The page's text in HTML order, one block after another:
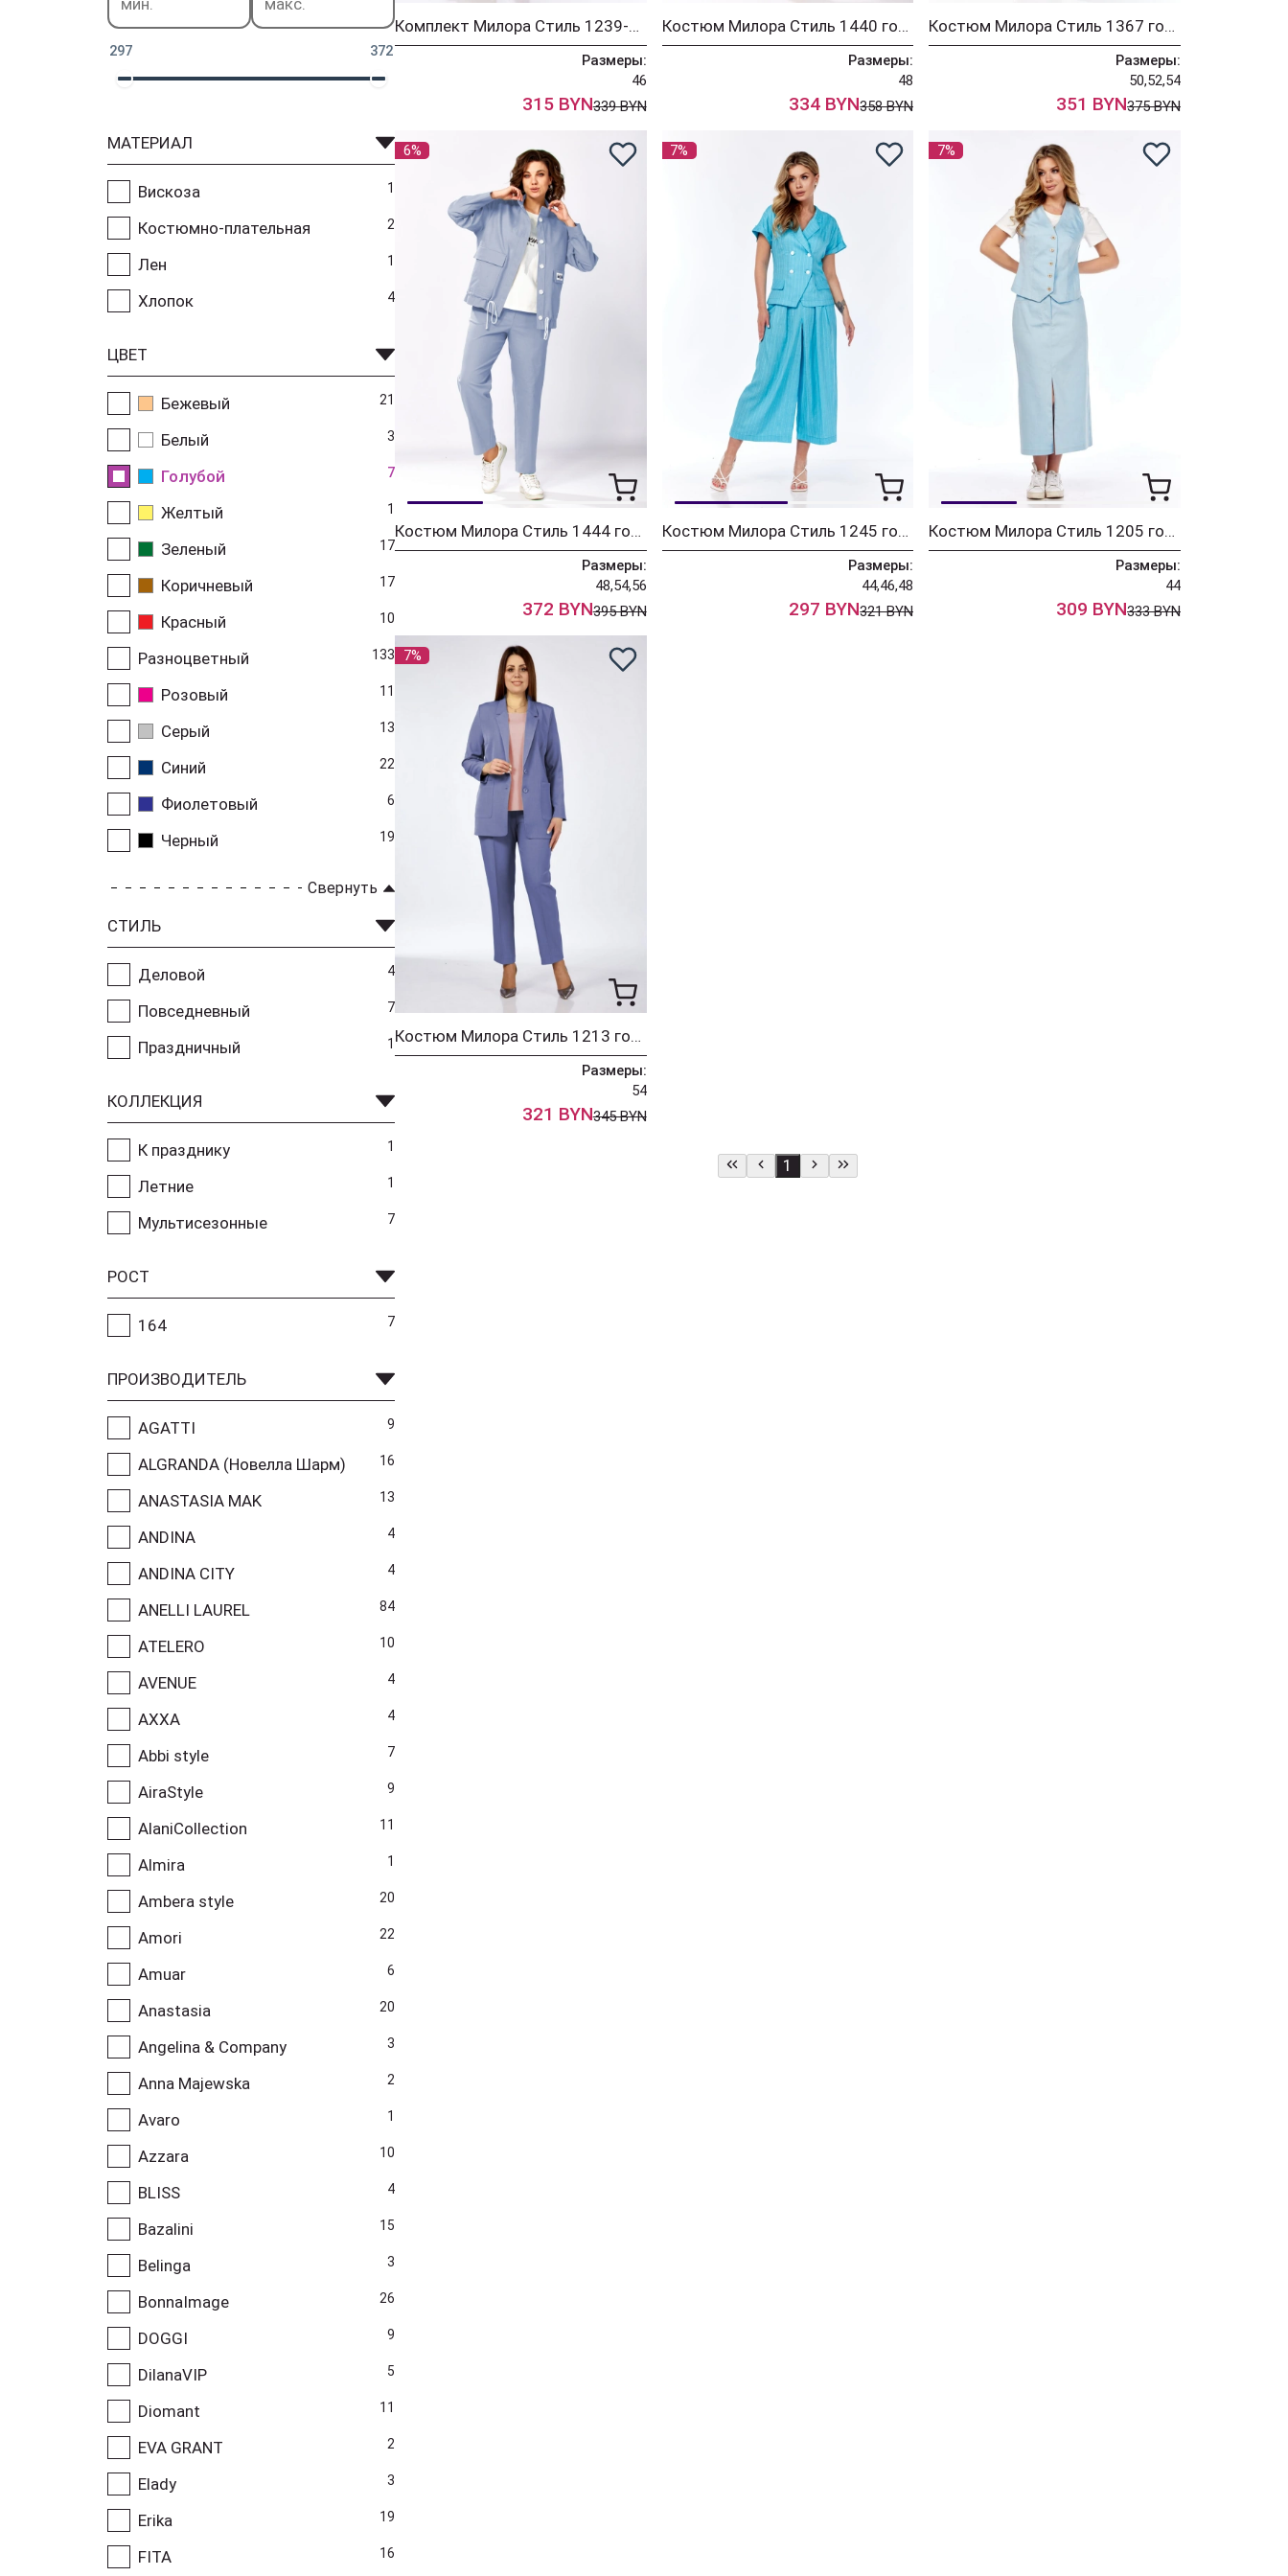
297 372
МАТЕРИАЛ
Вискоза 1
Костюмно-плательная 2
Лен 1
Хлопок 4
ЦВЕТ
Бежевый 21
Белый 3
Голубой 7
Желтый 1
Зеленый 17
Коричневый 17
Красный 10
Разноцветный 133
Розовый 11
Серый 13
Синий 22
Фиолетовый 6
Черный 19
Свернуть
СТИЛЬ
Деловой 4
Повседневный 7
Праздничный 1
КОЛЛЕКЦИЯ
К празднику 1
Летние 1
Мультисезонные 7
РОСТ
164 7
ПРОИЗВОДИТЕЛЬ
AGATTI 9
ALGRANDA (Новелла Шарм) 16
ANASTASIA MAK 13
ANDINA 4
ANDINA CITY 4
ANELLI LAUREL 84
ATELERO 10
AVENUE 4
AXXA 4
Abbi style 7
AiraStyle 9
AlaniCollection 11
Almira 1
Ambera style 20
Amori 22
Amuar 6
Anastasia 20
Angelina & Company 3
Anna Majewska 2
Avaro 1
Azzara 10
BLISS 4
Bazalini 15
Belinga 3
BonnaImage 26
DOGGI 9
DilanaVIP 5
Diomant 11
EVA GRANT 2
Elady 3
Erika 19
FITA 16
Комплект Милора Стиль 1239-1 голубой
Размеры:
46
315 BYN339 BYN
Костюм Милора Стиль 1440 голубой
Размеры:
48
334 BYN358 BYN
Костюм Милора Стиль 1367 голубой + белый
Размеры:
50,52,54
351 BYN375 BYN
6%
Костюм Милора Стиль 1444 голубой
Размеры:
48,54,56
372 BYN395 BYN
7%
Костюм Милора Стиль 1245 голубой + полоска
Размеры:
44,46,48
297 BYN321 BYN
7%
Костюм Милора Стиль 1205 голубой
Размеры:
44
309 BYN333 BYN
7%
Костюм Милора Стиль 1213 голубой
Размеры:
54
321 BYN345 BYN
1